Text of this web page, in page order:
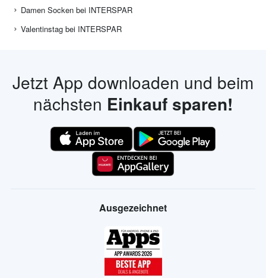
Damen Socken bei INTERSPAR
Valentinstag bei INTERSPAR
Jetzt App downloaden und beim
nächsten Einkauf sparen!
Ausgezeichnet